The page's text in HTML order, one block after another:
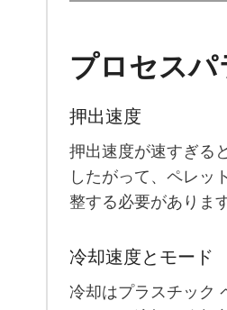
プロセス
押出速度
押出速度が速すぎる
したがって、ペレッ
整する必要があります
冷却速度とモード
冷却はプラスチック